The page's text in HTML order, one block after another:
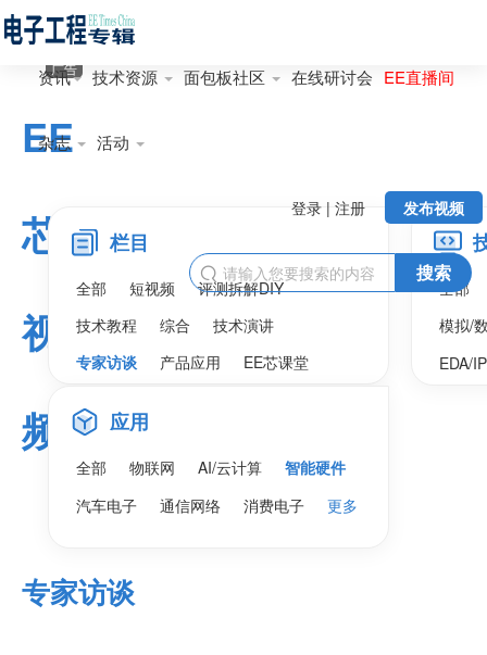
资讯 技术资源 面包板社区 在线研讨会 EE直播间
杂志 活动
发布视频
登录 | 注册
 搜索
EE
芯
视
频
广告
栏目
全部 短视频
评测拆解DIY
技术教程
综合
技术演讲
专家访谈
产品应用 EE芯课堂
全部
模拟/
EDA/
应用
全部 物联网 AI/云计算
智能硬件
汽车电子
通信网络 消费电子 更多
专家访谈